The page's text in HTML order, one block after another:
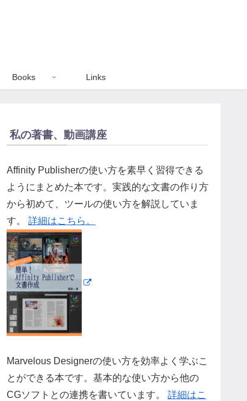
Books Links
私の著書、動画講座
Affinity Publisherの使い方を素早く習得できる
ようにまとめた本です。実践的な文書の作り方
から初めて、ツールの使い方を解説していま
す。 詳細はこちら。
Marvelous Designerの使い方を効率よく学ぶこ
とができる本です。基本的な使い方から他の
CGソフトとの連携を書いています。 詳細はこ